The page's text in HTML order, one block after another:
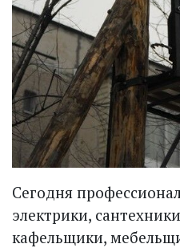
Сегодня
электрики,
кафельщики,